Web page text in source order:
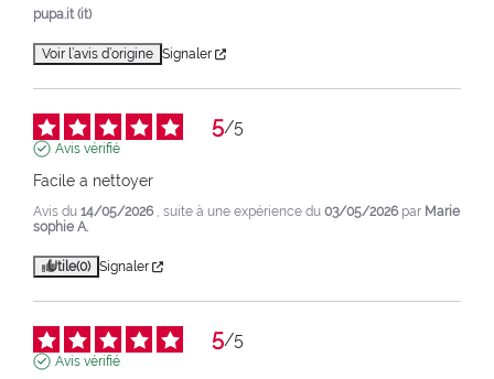
pupa.it (it)
Voir l’avis d’origine Signaler
5/5
Avis vérifié
Facile a nettoyer
Avis du 14/05/2026 , suite à une expérience du 03/05/2026 par Marie
sophie A.
Utile(0) Signaler
5/5
Avis vérifié